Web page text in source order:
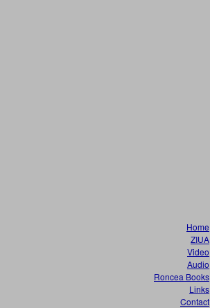
Home
ZIUA
Video
Audio
Roncea Books
Links
Contact